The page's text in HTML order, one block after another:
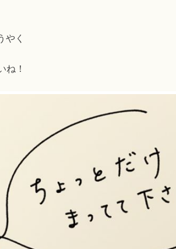
やく
ね！